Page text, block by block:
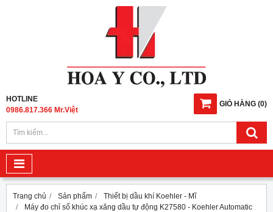
GIỎ HÀNG (0)
HOTLINE
0986.817.366 Mr.Việt
Trang chủ Sản phẩm
Thiết bị dầu khí Koehler - Mĩ
Máy đo chỉ số khúc xạ xăng dầu tự động K27580 - Koehler Automatic